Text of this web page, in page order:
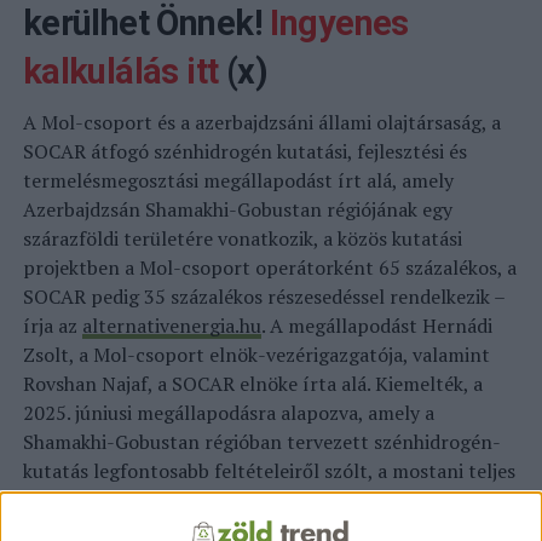
kerülhet Önnek! Ingyenes
kalkulálás itt (x)
A Mol-csoport és a azerbajdzsáni állami olajtársaság, a
SOCAR átfogó szénhidrogén kutatási, fejlesztési és
termelésmegosztási megállapodást írt alá, amely
Azerbajdzsán Shamakhi-Gobustan régiójának egy
szárazföldi területére vonatkozik, a közös kutatási
projektben a Mol-csoport operátorként 65 százalékos, a
SOCAR pedig 35 százalékos részesedéssel rendelkezik –
írja az alternativenergia.hu. A megállapodást Hernádi
Zsolt, a Mol-csoport elnök-vezérigazgatója, valamint
Rovshan Najaf, a SOCAR elnöke írta alá. Kiemelték, a
2025. júniusi megállapodásra alapozva, amely a
Shamakhi-Gobustan régióban tervezett szénhidrogén-
kutatás legfontosabb feltételeiről szólt, a mostani teljes
körű megállapodás jelentős mérföldkövet jelent a Mol és
a SOCAR stratégiai partnerségében, amely a korábbi